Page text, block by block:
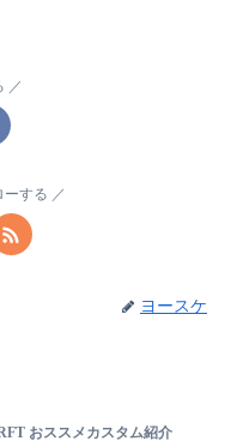
ーする
ヨースケ
おススメカスタム紹介